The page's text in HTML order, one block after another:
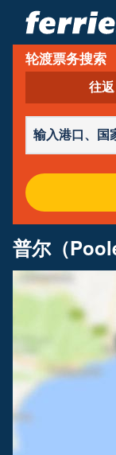
轮渡公司
轮渡目的地
轮渡航线
轮渡港口
管理预定
轮渡票务搜索
往返
普尔（